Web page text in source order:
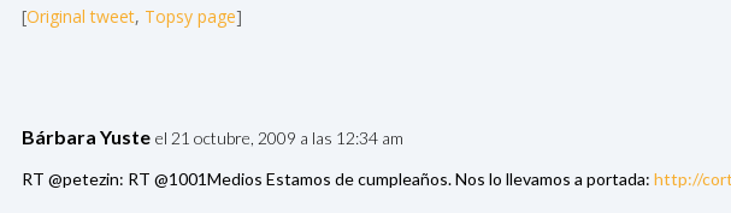
[Original tweet, Topsy page]
Bárbara Yuste el 21 octubre, 2009 a las 12:34 am
RT @petezin: RT @1001Medios Estamos de cumpleaños. Nos lo llevamos a portada:http://